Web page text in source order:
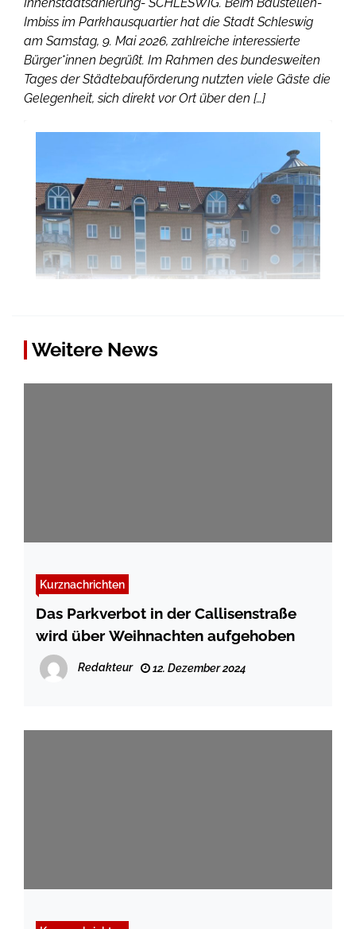
Imbiss im Parkhausquartier hat die Stadt Schleswig
am Samstag, 9. Mai 2026, zahlreiche interessierte
Bürger*innen begrüßt. Im Rahmen des bundesweiten
Tages der Städtebauförderung nutzten viele Gäste die
Gelegenheit, sich direkt vor Ort über den […]
Weitere News
Kurznachrichten
Das Parkverbot in der Callisenstraße
wird über Weihnachten aufgehoben
Redakteur 12. Dezember 2024